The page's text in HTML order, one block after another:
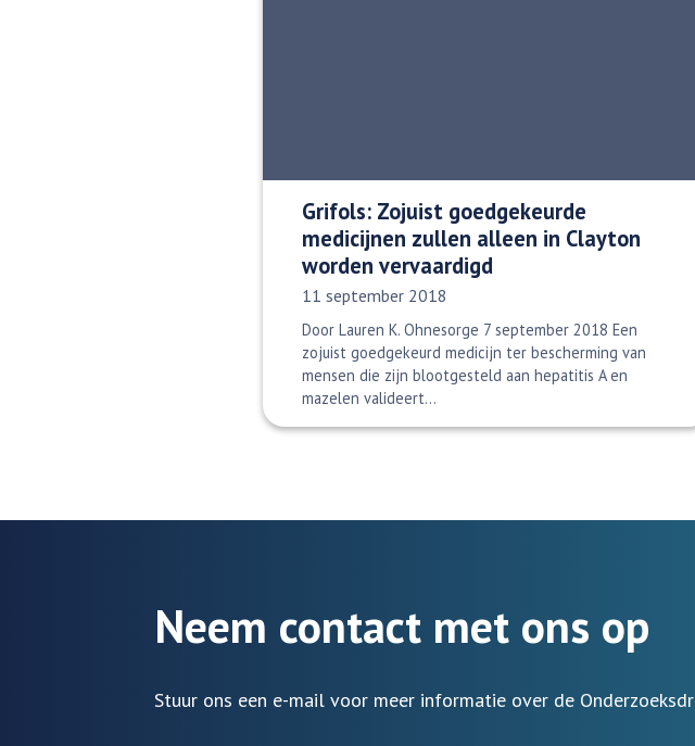
Grifols: Zojuist goedgekeurde
medicijnen zullen alleen in Clayton
worden vervaardigd
Datum gepubliceerd:
11 september 2018
Door Lauren K. Ohnesorge 7 september 2018 Een
zojuist goedgekeurd medicijn ter bescherming van
mensen die zijn blootgesteld aan hepatitis A en
mazelen valideert...
Neem contact met ons op
Stuur ons een e-mail voor meer informatie over de